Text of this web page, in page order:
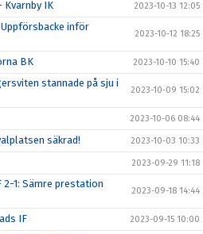
Kvarnby IK 2023-10-13 12:05
Uppförsbacke inför
2023-10-12 18:25
BK 2023-10-10 15:40
stannade på sju i
2023-10-09 15:02
2023-10-06 08:44
säkrad! 2023-10-03 10:33
2023-09-29 11:18
2-1: Sämre prestation
2023-09-18 14:44
IF 2023-09-15 10:00